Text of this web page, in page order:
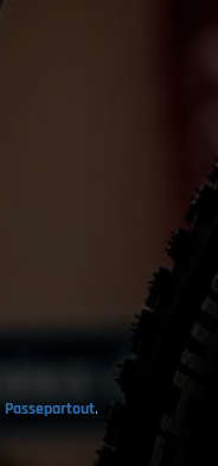
Passepartout.